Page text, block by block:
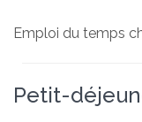
Emploi du temps
Petit-